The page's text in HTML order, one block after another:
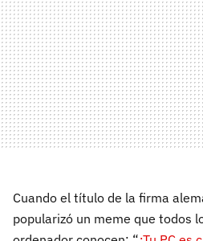
Cuando el título de la firma
popularizó un meme que todos